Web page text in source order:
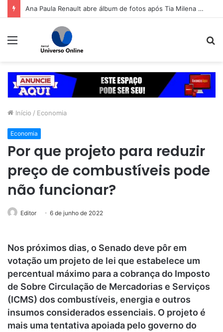
Ana Paula Renault abre álbum de fotos após Tia Milena confirmar fim de amizade: ‘Continuando sendo eu’
Menu
Início / Economia
Economia
Por que projeto para reduzir
preço de combustíveis pode
não funcionar?
Editor 6 de junho de 2022
Nos próximos dias, o Senado deve pôr em
votação um projeto de lei que estabelece um
percentual máximo para a cobrança do Imposto
de Sobre Circulação de Mercadorias e Serviços
(ICMS) dos combustíveis, energia e outros
insumos considerados essenciais. O projeto é
mais uma tentativa apoiada pelo governo do